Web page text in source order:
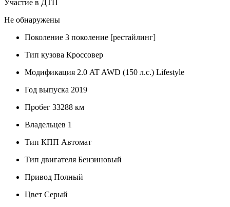
Участие в ДТП
Не обнаружены
Поколение 3 поколение [рестайлинг]
Тип кузова Кроссовер
Модификация 2.0 AT AWD (150 л.с.) Lifestyle
Год выпуска 2019
Пробег 33288 км
Владельцев 1
Тип КПП Автомат
Тип двигателя Бензиновый
Привод Полный
Цвет Серый